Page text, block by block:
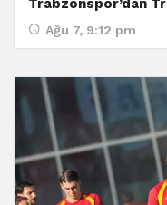
Ağu 7, 9:12 pm